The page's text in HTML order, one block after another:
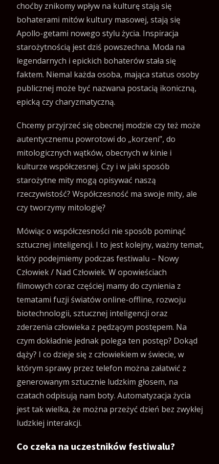
choćby znikomy wpływ na kulturę stają się
bohaterami mitów kultury masowej, stają się
Apollo-getami nowego stylu życia. Inspiracja
starożytnością jest dziś powszechna. Moda na
legendarnych i epickich bohaterów stała się
faktem. Niemal każda osoba, mająca status osoby
publicznej może być nazwana postacią ikoniczną,
epicką czy charyzmatyczną.
Chcemy przyjrzeć się obecnej modzie czy też może
autentycznemu powrotowi do „korzeni”, do
mitologicznych wątków, obecnych w kinie i
kulturze współczesnej. Czy i w jaki sposób
starożytne mity mogą opisywać naszą
rzeczywistość? Współczesność ma swoje mity, ale
czy tworzymy mitologię?
Mówiąc o współczesności nie sposób pominąć
sztucznej inteligencji. I to jest kolejny, ważny temat,
który podejmiemy podczas festiwalu – Nowy
Człowiek / Nad Człowiek. W opowieściach
filmowych coraz częściej mamy do czynienia z
tematami fuzji światów online-offline, rozwoju
biotechnologii, sztucznej inteligencji oraz
zderzenia człowieka z pędzącym postępem. Na
czym dokładnie jednak polega ten postęp? Dokąd
dąży? I co dzieje się z człowiekiem w świecie, w
którym sprawy przez telefon można załatwić z
generowanym sztucznie ludzkim głosem, na
czatach odpisują nam boty. Automatyzacja życia
jest tak wielka, że można przeżyć dzień bez zwykłej
ludzkiej interakcji.
Co czeka na uczestników festiwalu?